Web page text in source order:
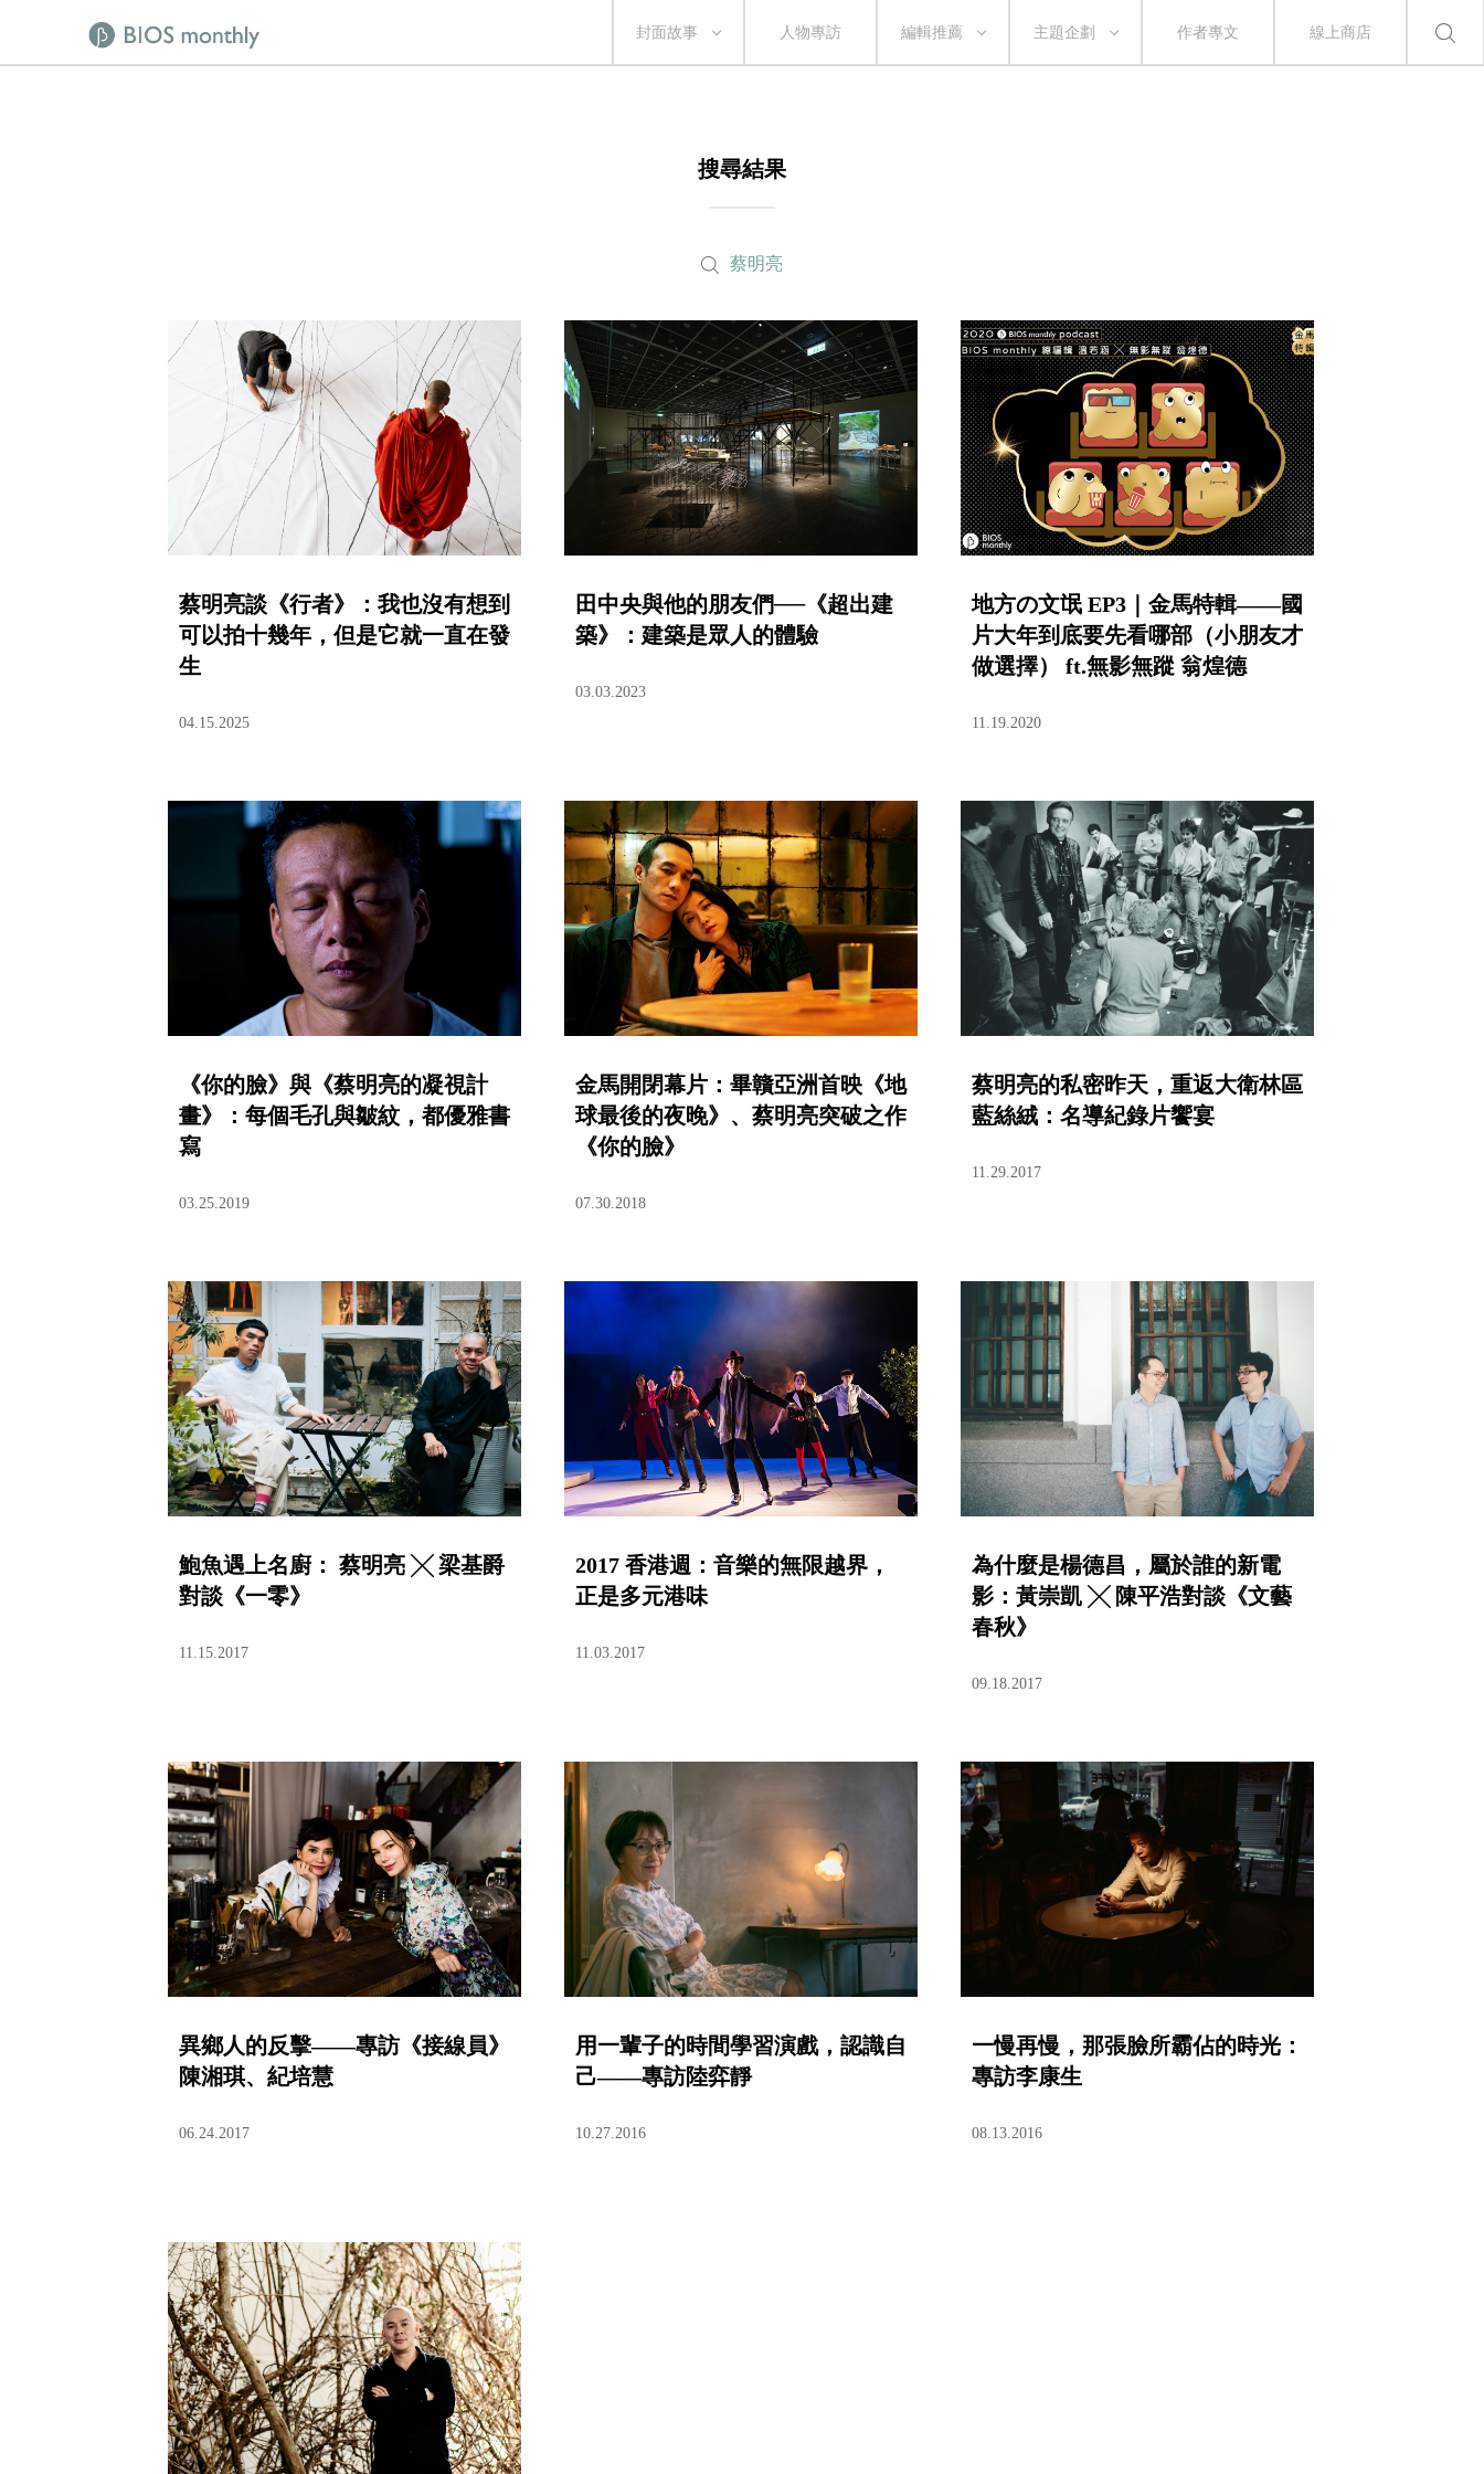
封面故事 人物專訪 編輯推薦 主題企劃 作者專文 線上商店
搜尋結果
蔡明亮
蔡明亮談《行者》：我也沒有想到
可以拍十幾年，但是它就一直在發
生
04.15.2025
田中央與他的朋友們──《超出建
築》：建築是眾人的體驗
03.03.2023
地方の文氓 EP3｜金馬特輯——國
片大年到底要先看哪部（小朋友才
做選擇） ft.無影無蹤 翁煌德
11.19.2020
《你的臉》與《蔡明亮的凝視計
畫》：每個毛孔與皺紋，都優雅書
寫
03.25.2019
金馬開閉幕片：畢贛亞洲首映《地
球最後的夜晚》、蔡明亮突破之作
《你的臉》
07.30.2018
蔡明亮的私密昨天，重返大衛林區
藍絲絨：名導紀錄片饗宴
11.29.2017
鮑魚遇上名廚： 蔡明亮 ╳ 梁基爵
對談《一零》
11.15.2017
2017 香港週：音樂的無限越界，
正是多元港味
11.03.2017
為什麼是楊德昌，屬於誰的新電
影：黃崇凱 ╳ 陳平浩對談《文藝
春秋》
09.18.2017
異鄉人的反擊——專訪《接線員》
陳湘琪、紀培慧
06.24.2017
用一輩子的時間學習演戲，認識自
己——專訪陸弈靜
10.27.2016
一慢再慢，那張臉所霸佔的時光：
專訪李康生
08.13.2016